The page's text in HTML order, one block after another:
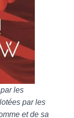
les
par les
et de sa